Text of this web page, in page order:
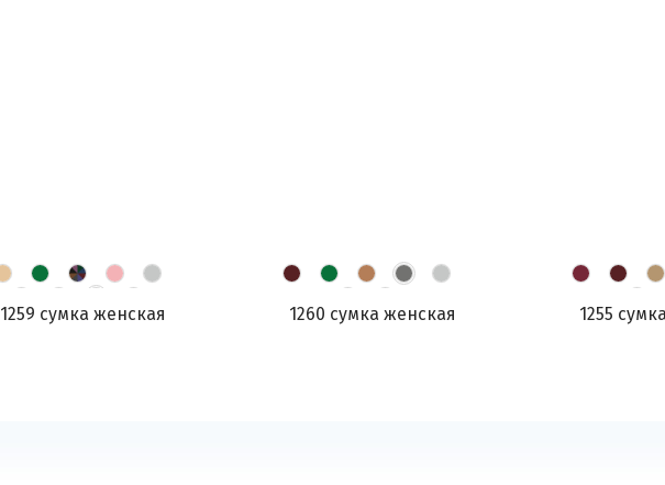
1259 сумка женская 1260 сумка женская 1255